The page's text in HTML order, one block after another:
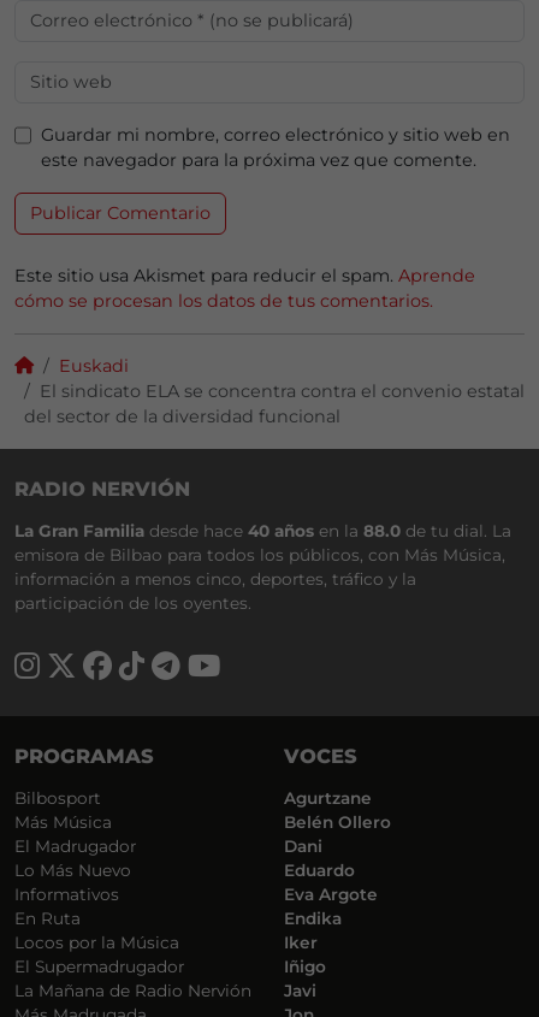
Guardar mi nombre, correo electrónico y sitio web en
este navegador para la próxima vez que comente.
Este sitio usa Akismet para reducir el spam. Aprende
cómo se procesan los datos de tus comentarios.
Euskadi
El sindicato ELA se concentra contra el convenio estatal
del sector de la diversidad funcional
RADIO NERVIÓN
La Gran Familia desde hace 40 años en la 88.0 de tu dial. La
emisora de Bilbao para todos los públicos, con Más Música,
información a menos cinco, deportes, tráfico y la
participación de los oyentes.
PROGRAMAS
Bilbosport
Más Música
El Madrugador
Lo Más Nuevo
Informativos
En Ruta
Locos por la Música
El Supermadrugador
La Mañana de Radio Nervión
VOCES
Agurtzane
Belén Ollero
Dani
Eduardo
Eva Argote
Endika
Iker
Iñigo
Javi